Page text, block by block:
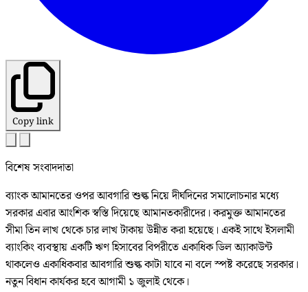
Copy link
বিশেষ সংবাদদাতা
ব্যাংক আমানতের ওপর আবগারি শুল্ক নিয়ে দীর্ঘদিনের সমালোচনার মধ্যে
সরকার এবার আংশিক স্বস্তি দিয়েছে আমানতকারীদের। করমুক্ত আমানতের
সীমা তিন লাখ থেকে চার লাখ টাকায় উন্নীত করা হয়েছে। একই সাথে ইসলামী
ব্যাংকিং ব্যবস্থায় একটি ঋণ হিসাবের বিপরীতে একাধিক ডিল অ্যাকাউন্ট
থাকলেও একাধিকবার আবগারি শুল্ক কাটা যাবে না বলে স্পষ্ট করেছে সরকার।
নতুন বিধান কার্যকর হবে আগামী ১ জুলাই থেকে।